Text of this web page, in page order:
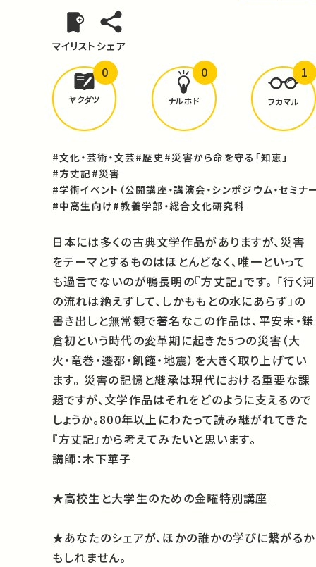
マイリスト シェア
どんな学びがありましたか？
ヤクダツ
0
ナルホド
0
フカマル
1
#文化・芸術・文芸#歴史#災害から命を守る「知恵」
#方丈記#災害
#学術イベント（公開講座・講演会・シンポジウム・セミナ
#中高生向け#教養学部・総合文化研究科
日本には多くの古典文学作品がありますが、災害
をテーマとするものはほとんどなく、唯一といって
も過言でないのが鴨長明の『方丈記』です。 「行く河
の流れは絶えずして、しかももとの水にあらず」の
書き出しと無常観で著名なこの作品は、平安末・鎌
倉初という時代の変革期に起きた5つの災害（大
火・竜巻・遷都・飢饉・地震）を大きく取り上げてい
ます。 災害の記憶と継承は現代における重要な課
題ですが、文学作品はそれをどのように支えるので
しょうか。800年以上にわたって読み継がれてきた
『方丈記』から考えてみたいと思います。
講師：木下華子
★高校生と大学生のための金曜特別講座
★あなたのシェアが、ほかの誰かの学びに繋がるか
もしれません。